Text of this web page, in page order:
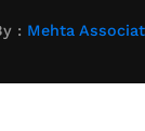
: Mehta